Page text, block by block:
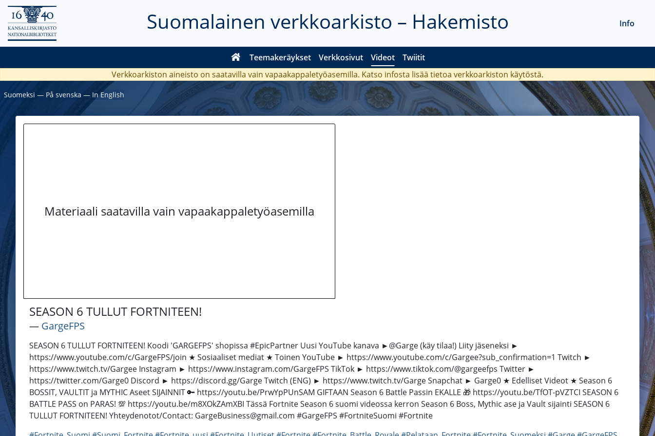
Suomalainen verkkoarkisto – Hakemisto
Teemakeräykset Verkkosivut Videot Twiitit
Info
Verkkoarkiston aineisto on saatavilla vain vapaakappaletyöasemilla. Katso infosta lisää tietoa verkkoarkiston käytöstä.
Suomeksi ― På svenska ― In English
Materiaali saatavilla vain vapaakappaletyöasemilla
SEASON 6 TULLUT FORTNITEEN!
― GargeFPS
SEASON 6 TULLUT FORTNITEEN! Koodi 'GARGEFPS' shopissa #EpicPartner Uusi YouTube kanava ►@Garge (käy tilaa!) Liity jäseneksi ►
https://www.youtube.com/c/GargeFPS/join ★ Sosiaaliset mediat ★ Toinen YouTube ► https://www.youtube.com/c/Gargee?sub_confirmation=1 Twitch ►
https://www.twitch.tv/Gargee Instagram ► https://www.instagram.com/GargeFPS TikTok ► https://www.tiktok.com/@gargeefps Twitter ►
https://twitter.com/Garge0 Discord ► https://discord.gg/Garge Twitch (ENG) ► https://www.twitch.tv/Garge Snapchat ► Garge0 ★ Edelliset Videot ★ Season 6
BOSSIT, VAULTIT ja MYTHIC Aseet SIJAINNIT 🔑 https://youtu.be/PrwYpPUnSAM GIFTAAN Season 6 Battle Passin EKALLE 🎁 https://youtu.be/TfOT-pVZTCI SEASON 6
BATTLE PASS on PARAS! 💯 https://youtu.be/m8XOkZAmXBI Tässä Fortnite Season 6 suomi videossa kerron Season 6 Boss, Mythic ase ja Vault sijainti SEASON 6
TULLUT FORTNITEEN! Yhteydenotot/Contact: GargeBusiness@gmail.com #GargeFPS #FortniteSuomi #Fortnite